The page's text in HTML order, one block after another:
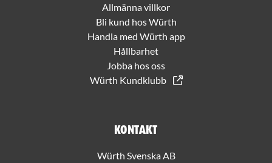
Allmänna villkor
Bli kund hos Würth
Handla med Würth app
Hållbarhet
Jobba hos oss
Würth Kundklubb
Kontakt
Würth Svenska AB